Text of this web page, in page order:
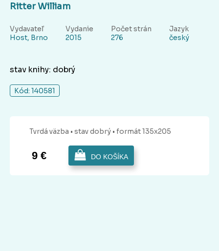
Ritter William
Vydavateľ
Host, Brno
Vydanie
2015
Počet strán
276
Jazyk
český
stav knihy: dobrý
Kód: 140581
Tvrdá väzba • stav dobrý • formát 135x205
9 € DO KOŠÍKA